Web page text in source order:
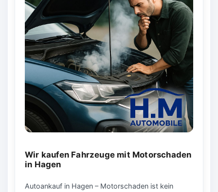
Wir kaufen Fahrzeuge mit Motorschaden
in Hagen
Autoankauf in Hagen – Motorschaden ist kein